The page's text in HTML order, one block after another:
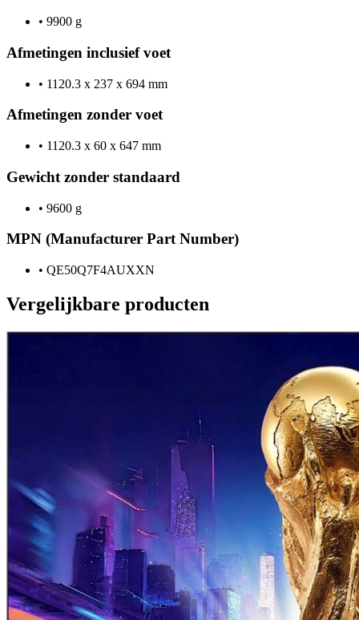
• 9900 g
Afmetingen inclusief voet
• 1120.3 x 237 x 694 mm
Afmetingen zonder voet
• 1120.3 x 60 x 647 mm
Gewicht zonder standaard
• 9600 g
MPN (Manufacturer Part Number)
• QE50Q7F4AUXXN
Vergelijkbare producten